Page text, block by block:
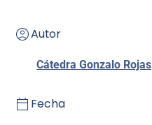
Autor
Cátedra Gonzalo Rojas
Fecha